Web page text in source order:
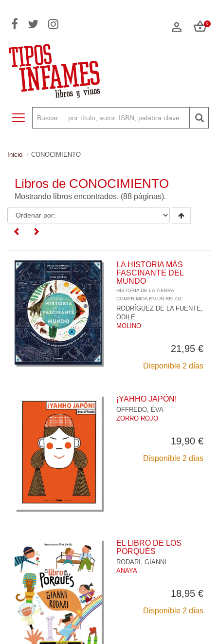
0
Toggle navigation
Inicio CONOCIMIENTO
Libros de CONOCIMIENTO
Mostrando libros encontrados. (88 páginas).
LA HISTORIA MÁS
FASCINANTE DEL
MUNDO
HISTORIA DE LA TIERRA
COMPRIMIDA EN UN RELOJ
RODRÍGUEZ DE LA FUENTE,
ODILE
MOLINO
21,95 €
Disponible 2 días
¡YAHHO JAPÓN!
OFFREDO, ÉVA
ZORRO ROJO
19,90 €
Disponible 2 días
EL LIBRO DE LOS
PORQUÉS
RODARI, GIANNI
ANAYA
18,95 €
Disponible 2 días